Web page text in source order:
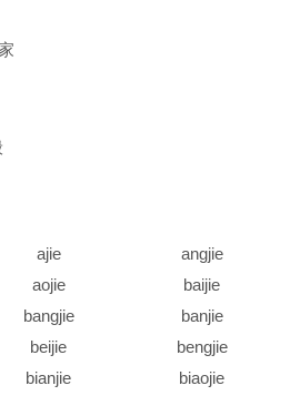
ajie
angjie
aojie
baijie
bangjie
banjie
beijie
bengjie
bianjie
biaojie